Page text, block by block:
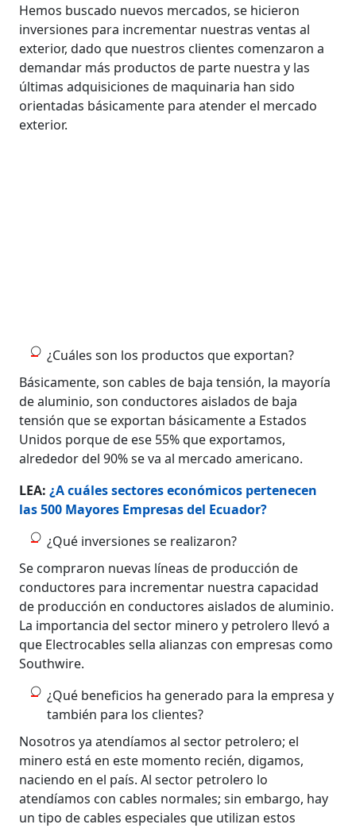
Hemos buscado nuevos mercados, se hicieron
inversiones para incrementar nuestras ventas al
exterior, dado que nuestros clientes comenzaron a
demandar más productos de parte nuestra y las
últimas adquisiciones de maquinaria han sido
orientadas básicamente para atender el mercado
exterior.
¿Cuáles son los productos que exportan?
Básicamente, son cables de baja tensión, la mayoría
de aluminio, son conductores aislados de baja
tensión que se exportan básicamente a Estados
Unidos porque de ese 55% que exportamos,
alrededor del 90% se va al mercado americano.
LEA:¿A cuáles sectores económicos pertenecen
las 500 Mayores Empresas del Ecuador?
¿Qué inversiones se realizaron?
Se compraron nuevas líneas de producción de
conductores para incrementar nuestra capacidad
de producción en conductores aislados de aluminio.
La importancia del sector minero y petrolero llevó a
que Electrocables sella alianzas con empresas como
Southwire.
¿Qué beneficios ha generado para la empresa y
también para los clientes?
Nosotros ya atendíamos al sector petrolero; el
minero está en este momento recién, digamos,
naciendo en el país. Al sector petrolero lo
atendíamos con cables normales; sin embargo, hay
un tipo de cables especiales que utilizan estos